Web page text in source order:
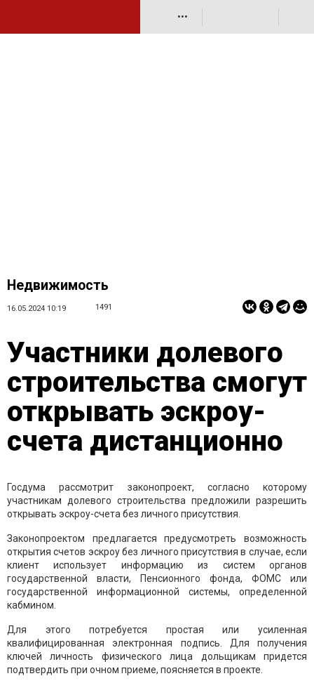
•••
Недвижимость
16.05.2024 10:19 1491
Участники долевого
строительства смогут
открывать эскроу-
счета дистанционно
Госдума рассмотрит законопроект, согласно которому
участникам долевого строительства предложили разрешить
открывать эскроу-счета без личного присутствия.
Законопроектом предлагается предусмотреть возможность
открытия счетов эскроу без личного присутствия в случае, если
клиент использует информацию из систем органов
государственной власти, Пенсионного фонда, ФОМС или
государственной информационной системы, определенной
кабмином.
Для этого потребуется простая или усиленная
квалифицированная электронная подпись. Для получения
ключей личность физического лица дольщикам придется
подтвердить при очном приеме, поясняется в проекте.